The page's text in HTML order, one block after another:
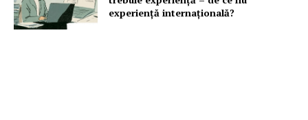
experiență internațională?